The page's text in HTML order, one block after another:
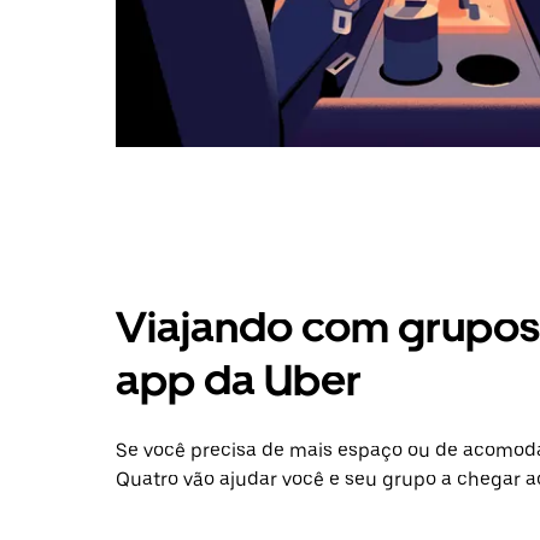
Viajando com
app da Uber
Se você precisa de mais espaço ou de
Quatro vão ajudar você e seu grupo a chegar